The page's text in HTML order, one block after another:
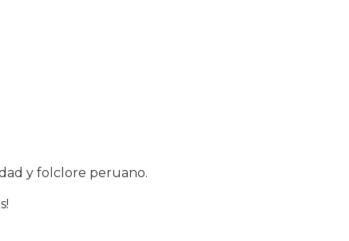
y folclore peruano.